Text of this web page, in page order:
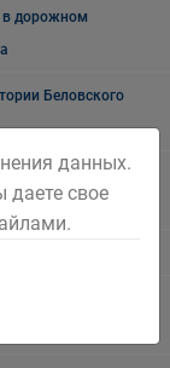
в дорожном
Беловского
"Беловского
Беловского
данных.
даете свое